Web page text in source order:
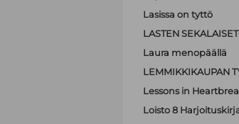
Lasissa on tyttö
LASTEN
Laura menopäällä
LEMMIKKIKAUPAN
Lessons in
Loisto 8